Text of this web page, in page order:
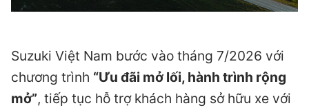
Suzuki Việt Nam bước vào tháng 7/2026 với
chương trình “Ưu đãi mở lối, hành trình rộng
mở”, tiếp tục hỗ trợ khách hàng sở hữu xe với